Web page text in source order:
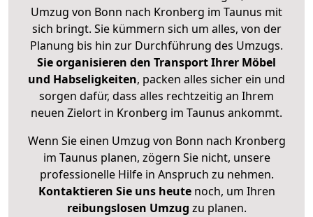
Umzug von Bonn nach Kronberg im Taunus mit
sich bringt. Sie kümmern sich um alles, von der
Planung bis hin zur Durchführung des Umzugs.
Sie organisieren den Transport Ihrer Möbel
und Habseligkeiten, packen alles sicher ein und
sorgen dafür, dass alles rechtzeitig an Ihrem
neuen Zielort in Kronberg im Taunus ankommt.
Wenn Sie einen Umzug von Bonn nach Kronberg
im Taunus planen, zögern Sie nicht, unsere
professionelle Hilfe in Anspruch zu nehmen.
Kontaktieren Sie uns heutenoch, um Ihren
reibungslosen Umzug zu planen.